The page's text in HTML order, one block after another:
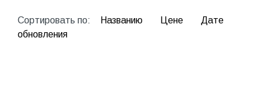
Сортировать по: Названию Цене
Дате
обновления